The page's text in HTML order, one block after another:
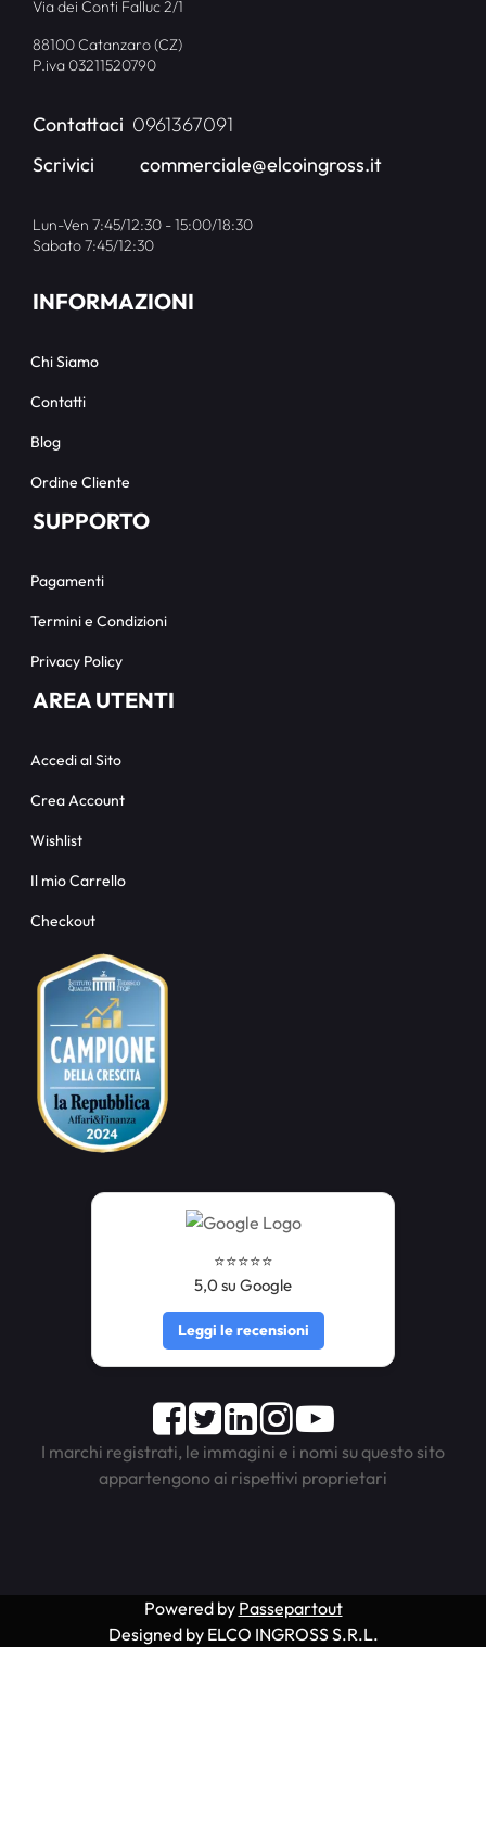
Via dei Conti Falluc 2/1
88100 Catanzaro (CZ)
P.iva 03211520790
Contattaci 0961367091
Scrivici
commerciale@elcoingross.it
Lun-Ven 7:45/12:30 - 15:00/18:30
Sabato 7:45/12:30
INFORMAZIONI
Chi Siamo
Contatti
Blog
Ordine Cliente
SUPPORTO
Pagamenti
Termini e Condizioni
Privacy Policy
AREA UTENTI
Accedi al Sito
Crea Account
Wishlist
Il mio Carrello
Checkout
⭐️⭐️⭐️⭐️⭐️
5,0 su Google
Leggi le recensioni
Facebook
TwitterLinkedInInstagram
Youtube
I marchi registrati, le immagini e i nomi su questo sito
appartengono ai rispettivi proprietari
Powered by Passepartout
Designed by ELCO INGROSS S.R.L.